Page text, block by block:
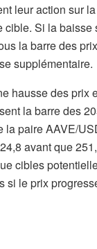
leur action sur
cible. Si la baisse
la barre des
supplémentaire.
hausse des prix
la barre des
la paire AAVE/
avant que
cibles
si le prix